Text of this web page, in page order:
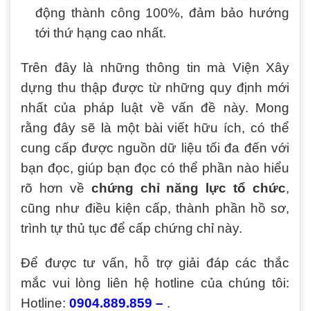
động thành công 100%, đảm bảo hướng
tới thứ hạng cao nhất.
Trên đây là những thông tin mà Viện Xây
dựng thu thập được từ những quy định mới
nhất của pháp luật về vấn đề này. Mong
rằng đây sẽ là một bài viết hữu ích, có thể
cung cấp được nguồn dữ liệu tối đa đến với
bạn đọc, giúp bạn đọc có thể phần nào hiểu
rõ hơn về chứng chỉ năng lực tổ chức,
cũng như điều kiện cấp, thành phần hồ sơ,
trình tự thủ tục để cấp chứng chỉ này.
Để được tư vấn, hỗ trợ giải đáp các thắc
mắc vui lòng liên hệ hotline của chúng tôi:
Hotline: 0904.889.859 – .